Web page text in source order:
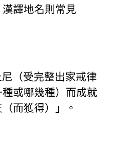
譯地名則常見
（受完整出家戒律
或哪幾種）而成就
而獲得）」。